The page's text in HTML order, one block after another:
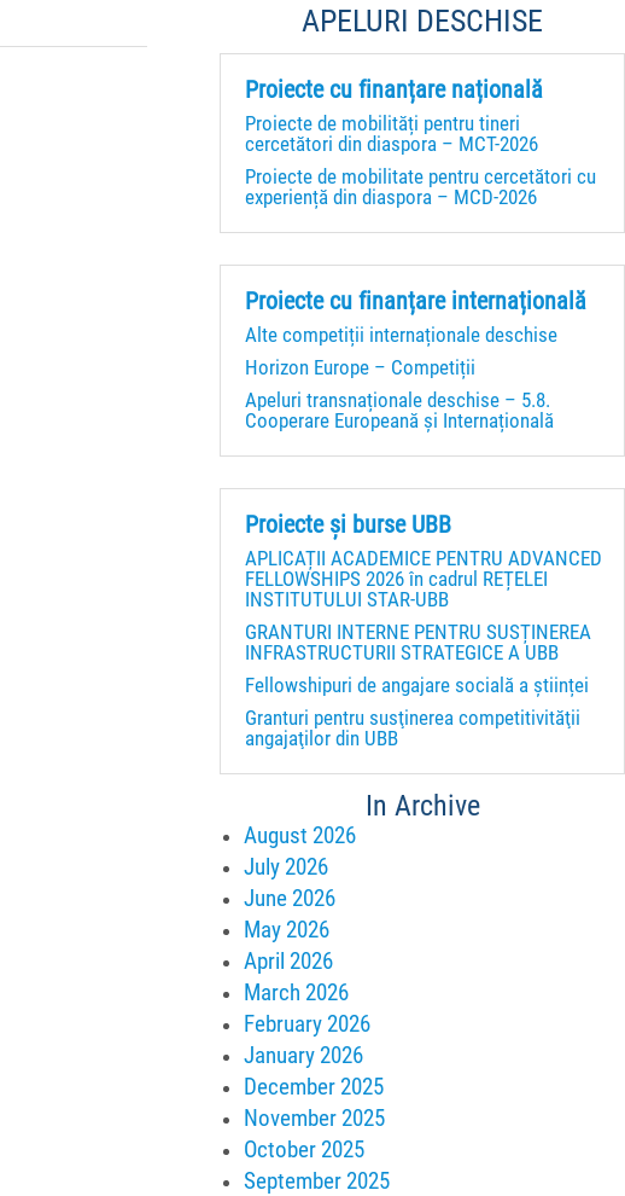
APELURI DESCHISE
Proiecte cu finanțare națională
Proiecte de mobilități pentru tineri
cercetători din diaspora – MCT-2026
Proiecte de mobilitate pentru cercetători cu
experiență din diaspora – MCD-2026
Proiecte cu finanțare internațională
Alte competiții internaționale deschise
Horizon Europe – Competiții
Apeluri transnaționale deschise – 5.8.
Cooperare Europeană și Internațională
Proiecte și burse UBB
APLICAȚII ACADEMICE PENTRU ADVANCED
FELLOWSHIPS 2026 în cadrul REȚELEI
INSTITUTULUI STAR-UBB
GRANTURI INTERNE PENTRU SUSȚINEREA
INFRASTRUCTURII STRATEGICE A UBB
Fellowshipuri de angajare socială a științei
Granturi pentru susţinerea competitivităţii
angajaţilor din UBB
In Archive
August 2026
July 2026
June 2026
May 2026
April 2026
March 2026
February 2026
January 2026
December 2025
November 2025
October 2025
September 2025